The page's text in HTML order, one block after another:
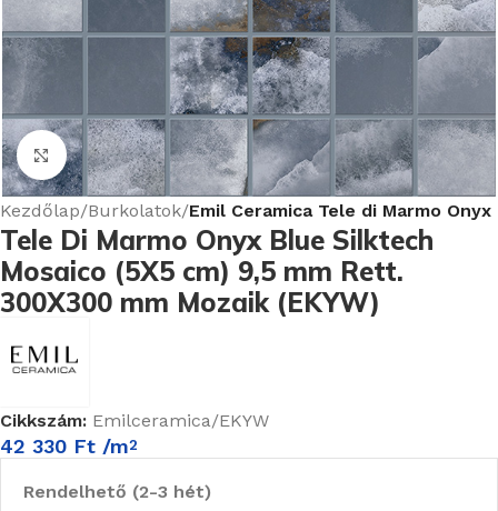
Nagyításhoz kattints ide
Kezdőlap Burkolatok Emil Ceramica Tele di Marmo Onyx
Tele Di Marmo Onyx Blue Silktech
Mosaico (5X5 cm) 9,5 mm Rett.
300X300 mm Mozaik (EKYW)
Cikkszám: Emilceramica/EKYW
42 330 Ft /m2
Rendelhető (2-3 hét)